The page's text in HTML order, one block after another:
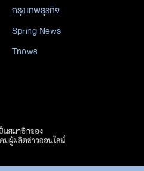
กรุงเทพธุรกิจ
Spring News
Tnews